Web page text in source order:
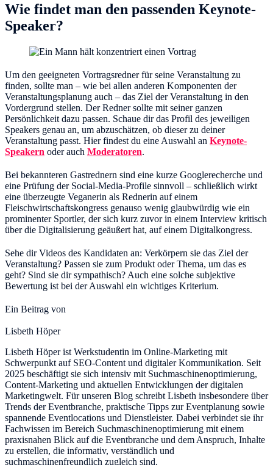
Wie findet man den passenden Keynote-
Speaker?
Um den geeigneten Vortragsredner für seine Veranstaltung zu
finden, sollte man – wie bei allen anderen Komponenten der
Veranstaltungsplanung auch – das Ziel der Veranstaltung in den
Vordergrund stellen. Der Redner sollte mit seiner ganzen
Persönlichkeit dazu passen. Schaue dir das Profil des jeweiligen
Speakers genau an, um abzuschätzen, ob dieser zu deiner
Veranstaltung passt. Hier findest du eine Auswahl an Keynote-
Speakern oder auch Moderatoren.
Bei bekannteren Gastrednern sind eine kurze Googlerecherche und
eine Prüfung der Social-Media-Profile sinnvoll – schließlich wirkt
eine überzeugte Veganerin als Rednerin auf einem
Fleischwirtschaftskongress genauso wenig glaubwürdig wie ein
prominenter Sportler, der sich kurz zuvor in einem Interview kritisch
über die Digitalisierung geäußert hat, auf einem Digitalkongress.
Sehe dir Videos des Kandidaten an: Verkörpern sie das Ziel der
Veranstaltung? Passen sie zum Produkt oder Thema, um das es
geht? Sind sie dir sympathisch? Auch eine solche subjektive
Bewertung ist bei der Auswahl ein wichtiges Kriterium.
Ein Beitrag von
Lisbeth Höper
Lisbeth Höper ist Werkstudentin im Online-Marketing mit
Schwerpunkt auf SEO-Content und digitaler Kommunikation. Seit
2025 beschäftigt sie sich intensiv mit Suchmaschinenoptimierung,
Content-Marketing und aktuellen Entwicklungen der digitalen
Marketingwelt. Für unseren Blog schreibt Lisbeth insbesondere über
Trends der Eventbranche, praktische Tipps zur Eventplanung sowie
spannende Eventlocations und Dienstleister. Dabei verbindet sie ihr
Fachwissen im Bereich Suchmaschinenoptimierung mit einem
praxisnahen Blick auf die Eventbranche und dem Anspruch, Inhalte
zu erstellen, die informativ, verständlich und
suchmaschinenfreundlich zugleich sind.